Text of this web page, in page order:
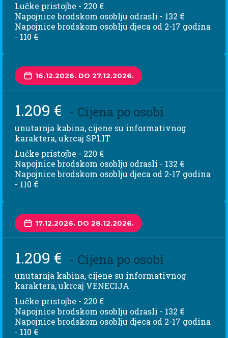
Lučke pristojbe - 220 €
Napojnice brodskom osoblju odrasli - 132 €
Napojnice brodskom osoblju djeca od 2-17 godina
- 110 €
16.12.2026. DO 27.12.2026.
1.209 € - Cijena po osobi
unutarnja kabina, cijene su informativnog
karaktera, ukrcaj SPLIT
Lučke pristojbe - 220 €
Napojnice brodskom osoblju odrasli - 132 €
Napojnice brodskom osoblju djeca od 2-17 godina
- 110 €
17.12.2026. DO 28.12.2026.
1.209 € - Cijena po osobi
unutarnja kabina, cijene su informativnog
karaktera, ukrcaj VENECIJA
Lučke pristojbe - 220 €
Napojnice brodskom osoblju odrasli - 132 €
Napojnice brodskom osoblju djeca od 2-17 godina
- 110 €